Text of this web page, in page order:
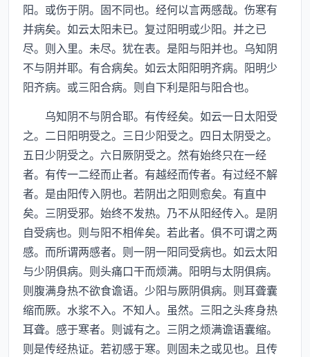
阳。或伤于阴。固不同也。经何以言两感哉。伤寒有
并病矣。如云太阳未已。复过阳明或少阳。并之已
尽。则入里。未尽。犹在表。是阳与阳并也。乌知阴
不与阴并耶。有合病矣。如云太阳阳明齐病。阳明少
阳齐病。或三阳合病。则自下利是阳与阳合也。
乌知阴不与阴合耶。有传经矣。如云一日太阳受
之。二日阳明受之。三日少阳受之。四日太阴受之。
五日少阴受之。六日厥阴受之。然有始终只在一经
者。有传一二经而止者。有越经而传者。有过经不解
者。是由阳传入阴也。若阴出之阳则愈矣。有直中
矣。三阴受邪。始终不发热。乃不从阳经传入。是阴
自受病也。则与阳不相侔矣。若此者。俱不可谓之两
感。而所谓两感者。则一阴一阳同受病也。如云太阳
与少阴俱病。则头痛口干而烦满。阳明与太阴俱病。
则腹满身热不欲食谵语。少阳与厥阴俱病。则耳聋囊
缩而厥。水浆不入。不知人。虽然。三阳之头疼身热
耳聋。感于寒者。则诚有之。三阴之烦满谵语囊缩。
则是传经热证。若初感于寒。则固未之或见也。且传